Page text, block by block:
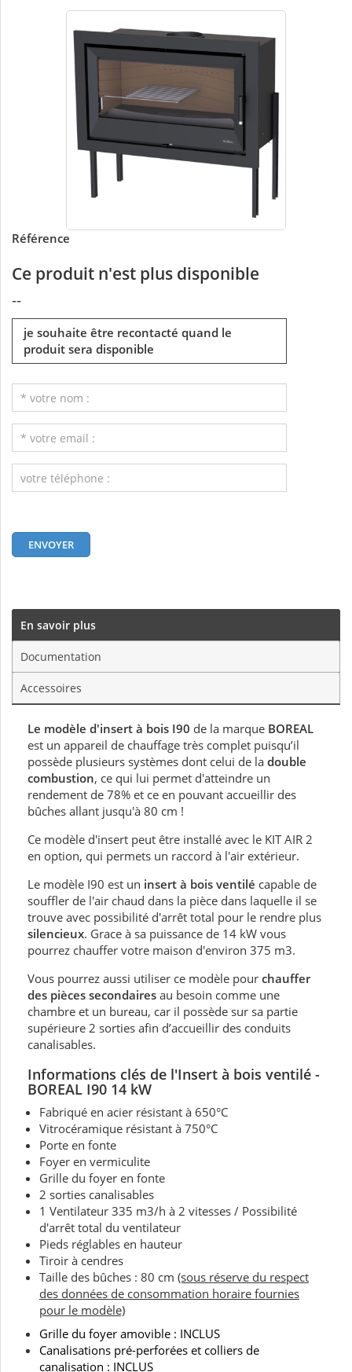
Référence
Ce produit n'est plus disponible
--
je souhaite être recontacté quand le
produit sera disponible
En savoir plus
Documentation
Accessoires
Le modèle d'insert à bois I90 de la marque BOREAL
est un appareil de chauffage très complet puisqu’il
possède plusieurs systèmes dont celui de la double
combustion, ce qui lui permet d'atteindre un
rendement de 78% et ce en pouvant accueillir des
bûches allant jusqu'à 80 cm !
Ce modèle d'insert peut être installé avec le KIT AIR 2
en option, qui permets un raccord à l'air extérieur.
Le modèle I90 est un insert à bois ventilé capable de
souffler de l'air chaud dans la pièce dans laquelle il se
trouve avec possibilité d'arrêt total pour le rendre plus
silencieux. Grace à sa puissance de 14 kW vous
pourrez chauffer votre maison d'environ 375 m3.
Vous pourrez aussi utiliser ce modèle pour chauffer
des pièces secondaires au besoin comme une
chambre et un bureau, car il possède sur sa partie
supérieure 2 sorties afin d’accueillir des conduits
canalisables.
Informations clés de l'Insert à bois ventilé -
BOREAL I90 14 kW
Fabriqué en acier résistant à 650°C
Vitrocéramique résistant à 750°C
Porte en fonte
Foyer en vermiculite
Grille du foyer en fonte
2 sorties canalisables
1 Ventilateur 335 m3/h à 2 vitesses / Possibilité
d'arrêt total du ventilateur
Pieds réglables en hauteur
Tiroir à cendres
Taille des bûches : 80 cm (sous réserve du respect
des données de consommation horaire fournies
pour le modèle)
Grille du foyer amovible : INCLUS
Canalisations pré-perforées et colliers de
canalisation : INCLUS